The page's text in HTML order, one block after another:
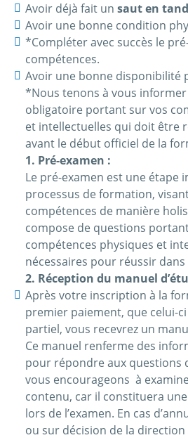
Avoir déjà fait un saut en
Avoir une bonne condition
*Compléter avec succès le
compétences.
Avoir une bonne disponibilité
*Nous tenons à vous
obligatoire portant sur vos
et intellectuelles qui doit être
avant le début officiel de la
1. Pré-examen :
Le pré-examen est une étape
processus de formation,
compétences de manière
compose de questions
compétences physiques et
nécessaires pour réussir
2. Réception du manuel
Après votre inscription à la
premier paiement, que celui-
partiel, vous recevrez un
Ce manuel renferme des
pour répondre aux questions
vous encourageons à
contenu, car il constituera
lors de l’examen. En cas
ou sur décision de la direction